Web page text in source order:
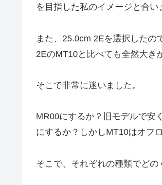
を目指した私のイメージと合い
また、25.0cm 2Eを選択した
2EのMT10と比べても全然大き
そこで非常に迷いました。
MR00にするか？旧モデルで安
にするか？しかしMT10はオフ
そこで、それぞれの種類でどの